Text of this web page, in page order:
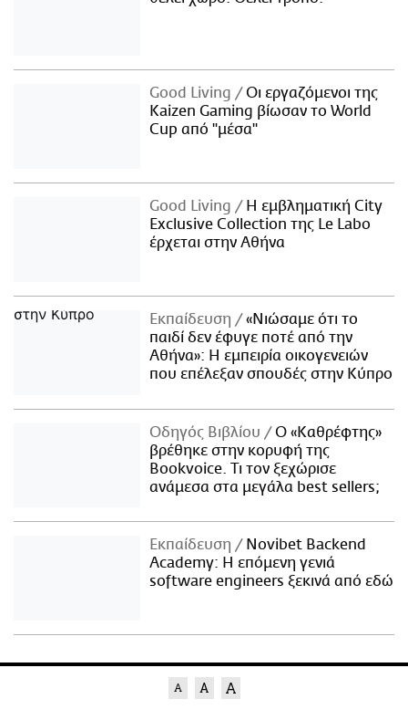
Good Living
Οι εργαζόμενοι της
Kaizen Gaming βίωσαν το World
Cup από "μέσα"
Good Living
Η εμβληματική City
Exclusive Collection της Le Labo
έρχεται στην Αθήνα
Εκπαίδευση
«Νιώσαμε ότι το
παιδί δεν έφυγε ποτέ από την
Αθήνα»: Η εμπειρία οικογενειών
που επέλεξαν σπουδές στην Κύπρο
Οδηγός Βιβλίου
Ο «Καθρέφτης»
βρέθηκε στην κορυφή της
Bookvoice. Τι τον ξεχώρισε
ανάμεσα στα μεγάλα best sellers;
Εκπαίδευση
Novibet Backend
Academy: Η επόμενη γενιά
software engineers ξεκινά από εδώ